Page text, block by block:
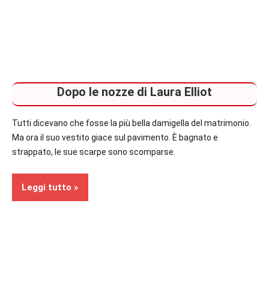
Dopo le nozze di Laura Elliot
Tutti dicevano che fosse la più bella damigella del matrimonio.
Ma ora il suo vestito giace sul pavimento. È bagnato e
strappato, le sue scarpe sono scomparse.
Leggi tutto